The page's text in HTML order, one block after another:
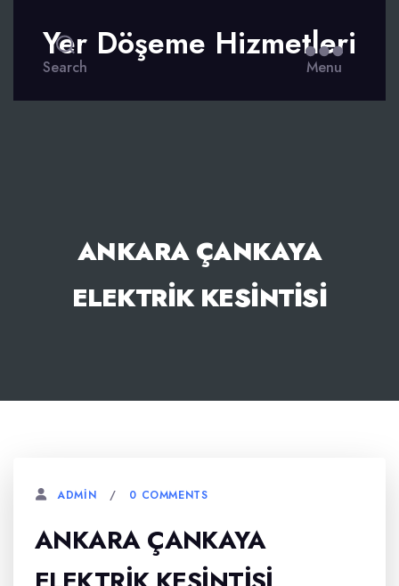
Search
Yer Döşeme Hizmetleri
Menu
ANKARA ÇANKAYA
ELEKTRIK KESINTISI
ADMIN 0 COMMENTS
ANKARA ÇANKAYA